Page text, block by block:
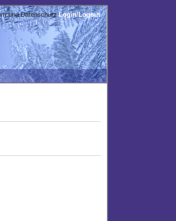
und Datenschutz Login/Logout